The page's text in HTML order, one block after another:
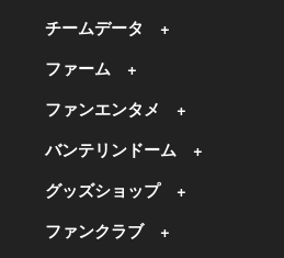
チームデータ
ファーム
ファンエンタメ
バンテリンドーム
グッズショップ
ファンクラブ